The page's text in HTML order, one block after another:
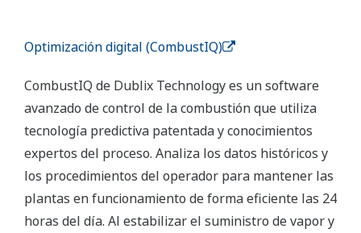
Optimización digital (CombustIQ)
CombustIQ de Dublix Technology es un software
avanzado de control de la combustión que utiliza
tecnología predictiva patentada y conocimientos
expertos del proceso. Analiza los datos históricos y
los procedimientos del operador para mantener las
plantas en funcionamiento de forma eficiente las 24
horas del día. Al estabilizar el suministro de vapor y